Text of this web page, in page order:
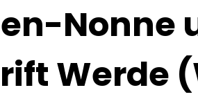
Nonne
Werde